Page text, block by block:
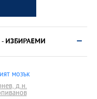
ИЗБИРАЕМИ
мозък
д.н.